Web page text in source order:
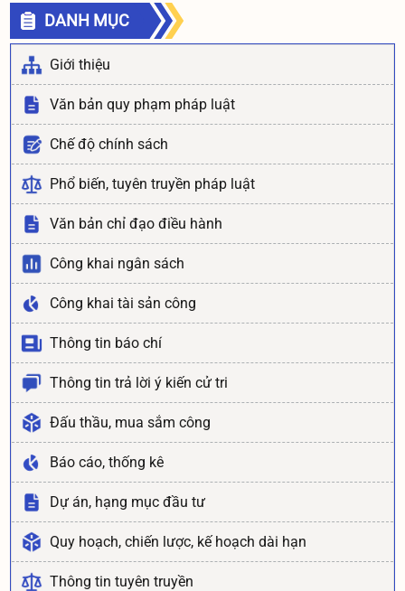
DANH MỤC
Giới thiệu
Văn bản quy phạm pháp luật
Chế độ chính sách
Phổ biến, tuyên truyền pháp luật
Văn bản chỉ đạo điều hành
Công khai ngân sách
Công khai tài sản công
Thông tin báo chí
Thông tin trả lời ý kiến cử tri
Đấu thầu, mua sắm công
Báo cáo, thống kê
Dự án, hạng mục đầu tư
Quy hoạch, chiến lược, kế hoạch dài hạn
Thông tin tuyên truyền